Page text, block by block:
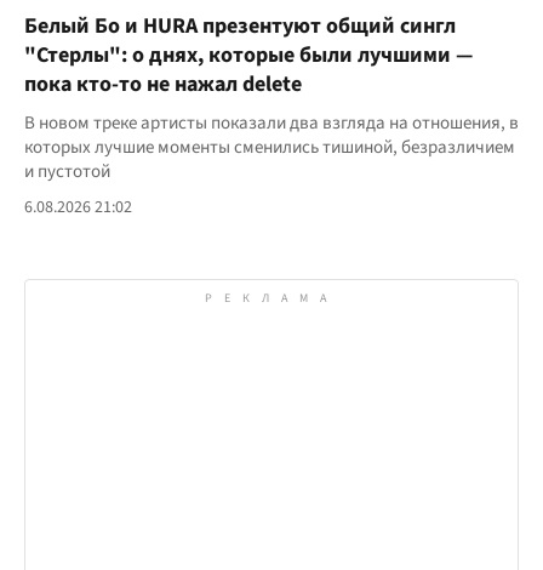
Белый Бо и HURA презентуют общий сингл
"Стерлы": о днях, которые были лучшими —
пока кто-то не нажал delete
В новом треке артисты показали два взгляда на отношения, в
которых лучшие моменты сменились тишиной, безразличием
и пустотой
6.08.2026 21:02